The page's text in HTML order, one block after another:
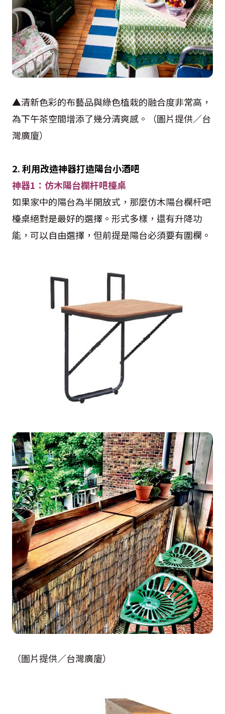
▲清新色彩的布藝品與綠色植栽的融合度非常高，
為下午茶空間增添了幾分清爽感。（圖片提供／台
灣廣廈）
2. 利用改造神器打造陽台小酒吧
神器1：仿木陽台欄杆吧檯桌
如果家中的陽台為半開放式，那麼仿木陽台欄杆吧
檯桌絕對是最好的選擇。形式多樣，還有升降功
能，可以自由選擇，但前提是陽台必須要有圍欄。
（圖片提供／台灣廣廈）